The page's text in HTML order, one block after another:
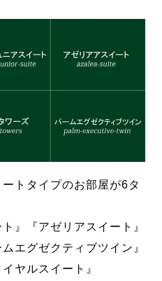
トタイプのお部屋が6タ
』『アゼリアスイート』
エグゼクティブツイン』
ヤルスイート』